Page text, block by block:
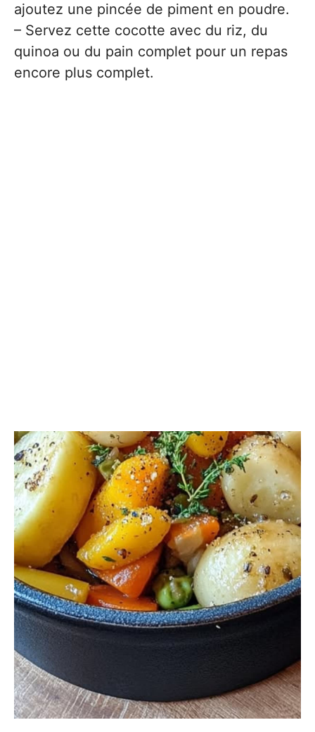
ajoutez une pincée de piment en poudre.
– Servez cette cocotte avec du riz, du
quinoa ou du pain complet pour un repas
encore plus complet.